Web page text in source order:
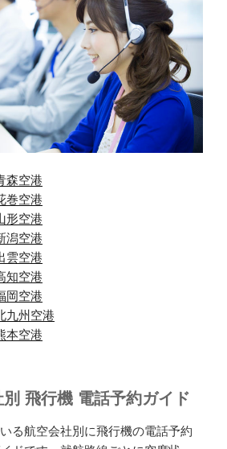
森空港
巻空港
形空港
潟空港
雲空港
知空港
岡空港
九州空港
本空港
別 飛行機 電話予約ガイド
る航空会社別に飛行機の電話予約